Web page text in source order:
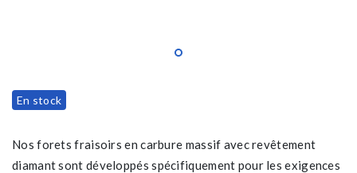
En stock
Nos forets fraisoirs en carbure massif avec revêtement
diamant sont développés spécifiquement pour les exigences